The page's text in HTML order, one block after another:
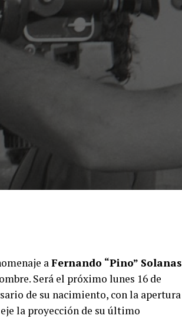
aFernando “Pino” Solanas
Será el próximo lunes 16 de
de su nacimiento, con la apertura
la proyección de su último